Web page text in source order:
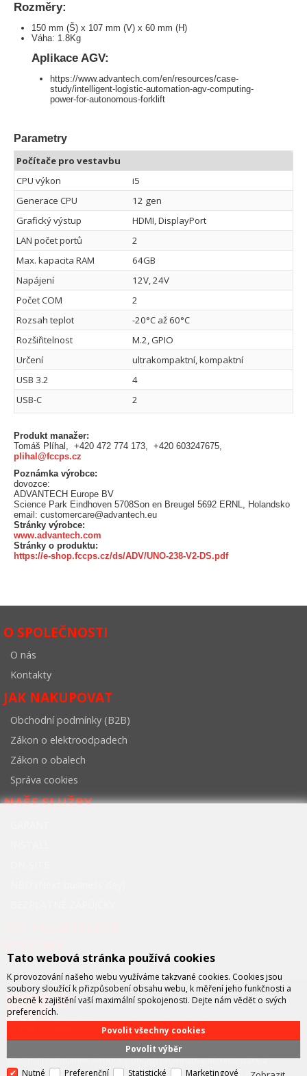
Rozměry:
150 mm (Š) x 107 mm (V) x 60 mm (H)
Váha: 1.8Kg
Aplikace AGV:
https://www.advantech.com/en/resources/case-
study/intelligent-logistic-automation-agv-computing-
power-for-autonomous-forklift
Parametry
Počítače pro vestavbu
CPU výkon
i5
Generace CPU
12 gen
Grafický výstup
HDMI, DisplayPort
LAN počet portů
2
Max. kapacita RAM
64GB
Napájení
12V, 24V
Počet COM
2
Rozsah teplot
-20°C až 60°C
Rozšiřitelnost
M.2, GPIO
Určení
ultrakompaktní, kompaktní
USB 3.2
4
USB-C
2
Produkt manažer:
Tomáš Plíhal, +420 472 774 173, +420 603247675,
plihal@fccps.cz
Poznámka výrobce:
dovozce:
ADVANTECH Europe BV
Science Park Eindhoven 5708Son en Breugel 5692 ERNL, Holandsko
email: customercare@advantech.eu
Stránky výrobce:
www.advantech.com
Stránky o produktu:
https://e-shop.fccps.cz/ds/ADV/UNO-238-V2-DS.pdf
O SPOLEČNOSTI
O nás
Kontakty
JAK NAKUPOVAT
Obchodní podmínky (B2B)
Zákon o elektroodpadech
Zákon o obalech
Správa cookies
NAŠE SLUŽBY
je technicko – obchodní společností,
zastupující významné výrobce v oblasti průmyslové automatizace a
telekomunikační techniky. Společnost je též významným vývojářem a
Tato webová stránka používá cookies
K provozování našeho webu využíváme takzvané cookies. Cookies jsou
soubory sloužící k přizpůsobení obsahu webu, k měření jeho funkčnosti a
obecně k zajištění vaší maximální spokojenosti. Dejte nám vědět o svých
preferencích.
Povolit výběr
Povolit všechny cookies
Nutné Preferenční Statistické Marketingové